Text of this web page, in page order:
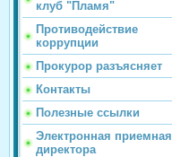
клуб "Пламя"
Противодействие
коррупции
Прокурор разъясняет
Контакты
Полезные ссылки
Электронная приемная
директора